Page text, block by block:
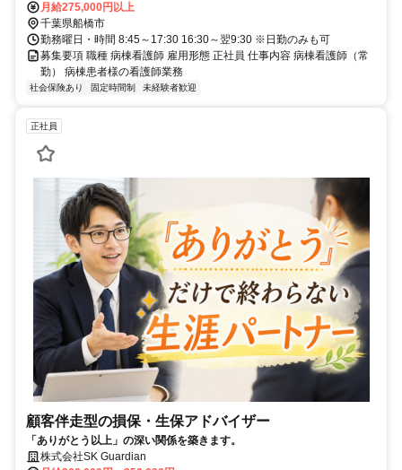
月給275,000円以上
千葉県船橋市
勤務曜日・時間 8:45～17:30 16:30～翌9:30 ※日勤のみも可
募集要項 職種 病棟看護師 雇用形態 正社員 仕事内容 病棟看護師（常
勤） 病棟患者様の看護師業務
社会保険あり 固定時間制 未経験者歓迎
正社員
顧客伴走型の損保・生保アドバイザー
「ありがとう以上」の深い関係を築きます。
株式会社SK Guardian